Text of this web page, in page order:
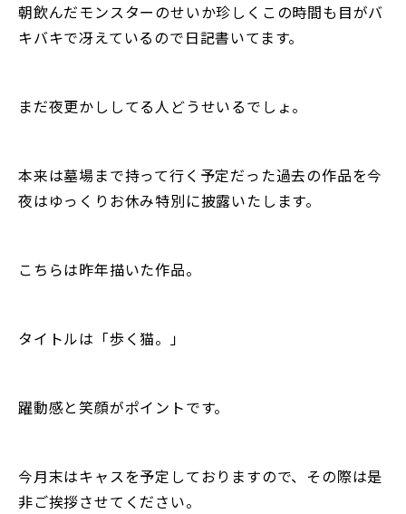
朝飲んだモンスターのせいか珍しくこの時間も目がバ
キバキで冴えているので日記書いてます。
まだ夜更かししてる人どうせいるでしょ。
本来は墓場まで持って行く予定だった過去の作品を今
夜はゆっくりお休み特別に披露いたします。
こちらは昨年描いた作品。
タイトルは「歩く猫。」
躍動感と笑顔がポイントです。
今月末はキャスを予定しておりますので、その際は是
非ご挨拶させてください。